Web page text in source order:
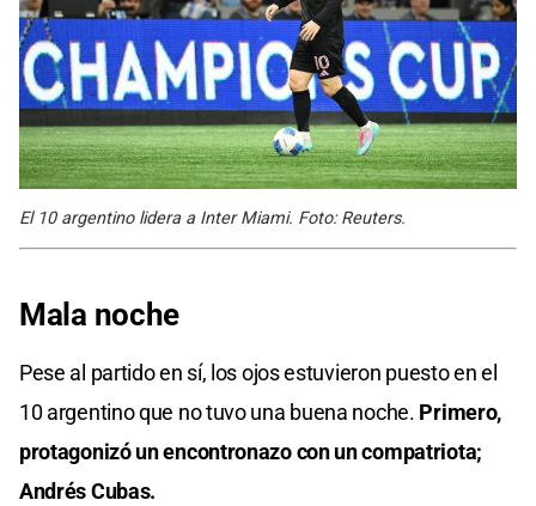
El 10 argentino lidera a Inter Miami. Foto: Reuters.
Mala noche
Pese al partido en sí, los ojos estuvieron puesto en el
10 argentino que no tuvo una buena noche. Primero,
protagonizó un encontronazo con un compatriota;
Andrés Cubas.